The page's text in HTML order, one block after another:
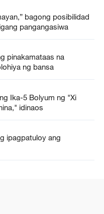
bagong posibilidad
pangangasiwa
pinakamataas na
ng bansa
Ika-5 Bolyum ng "Xi
idinaos
ipagpatuloy ang